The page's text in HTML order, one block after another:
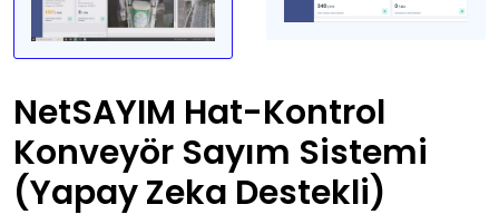
NetSAYIM Hat-Kontrol
Konveyör Sayım Sistemi
(Yapay Zeka Destekli)